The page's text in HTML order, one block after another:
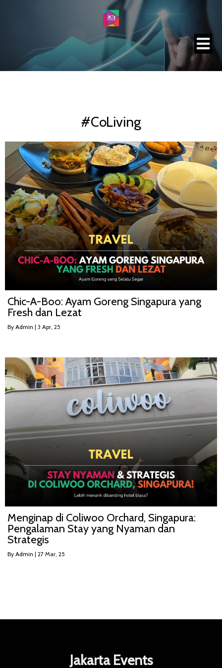
#CoLiving
Chic-A-Boo: Ayam Goreng Singapura yang
Fresh dan Lezat
By Admin | 3 Apr, 25
Menginap di Coliwoo Orchard, Singapura:
Pengalaman Stay yang Nyaman dan
Strategis
By Admin | 27 Mar, 25
Jakarta Events